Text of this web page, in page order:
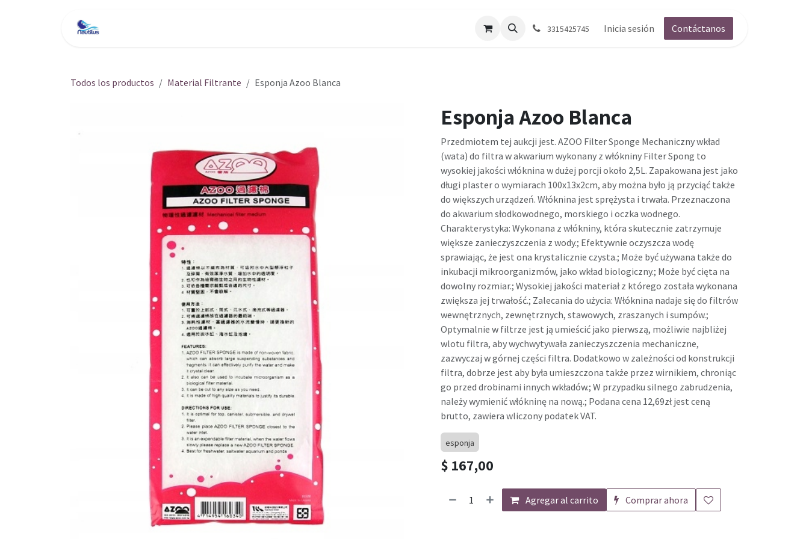
Solicitar cotizacion Blog Contáctenos
3315425745 Inicia sesión Contáctanos
Todos los productos Material Filtrante Esponja Azoo Blanca
Esponja Azoo Blanca
Przedmiotem tej aukcji jest. AZOO Filter Sponge Mechaniczny wkład
(wata) do filtra w akwarium wykonany z włókniny Filter Spong to
wysokiej jakości włóknina w dużej porcji około 2,5L. Zapakowana jest jako
długi plaster o wymiarach 100x13x2cm, aby można było ją przyciąć także
do większych urządzeń. Włóknina jest sprężysta i trwała. Przeznaczona
do akwarium słodkowodnego, morskiego i oczka wodnego.
Charakterystyka: Wykonana z włókniny, która skutecznie zatrzymuje
większe zanieczyszczenia z wody.; Efektywnie oczyszcza wodę
sprawiając, że jest ona krystalicznie czysta.; Może być używana także do
inkubacji mikroorganizmów, jako wkład biologiczny.; Może być cięta na
dowolny rozmiar.; Wysokiej jakości materiał z którego została wykonana
zwiększa jej trwałość.; Zalecania do użycia: Włóknina nadaje się do filtrów
wewnętrznych, zewnętrznych, stawowych, zraszanych i sumpów.;
Optymalnie w filtrze jest ją umieścić jako pierwszą, możliwie najbliżej
wlotu filtra, aby wychwytywała zanieczyszczenia mechaniczne,
zazwyczaj w górnej części filtra. Dodatkowo w zależności od konstrukcji
filtra, dobrze jest aby była umieszczona także przez wirnikiem, chroniąc
go przed drobinami innych wkładów.; W przypadku silnego zabrudzenia,
należy wymienić włókninę na nową.; Podana cena 12,69zł jest ceną
brutto, zawiera wliczony podatek VAT.
esponja
$ 167,00
Agregar al carrito Comprar ahora